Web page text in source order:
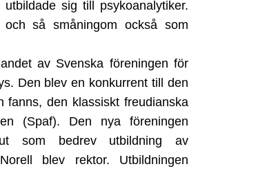
sig till psykoanalytiker.
så småningom också som
av Svenska föreningen för
Den blev en konkurrent till den
fanns, den klassiskt freudianska
(Spaf). Den nya föreningen
som bedrev utbildning av
blev rektor. Utbildningen